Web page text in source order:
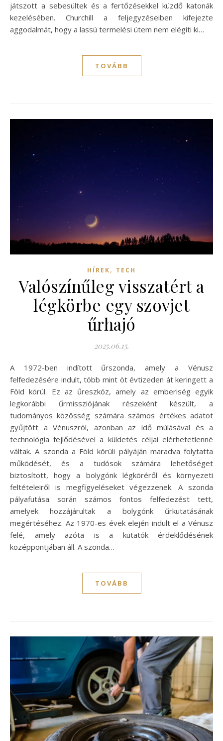
játszott a sebesültek és a fertőzésekkel küzdő katonák
kezelésében. Churchill a feljegyzéseiben kifejezte
aggodalmát, hogy a lassú termelési ütem nem elégíti ki…
TOVÁBB
HÍREK, TECH
Valószínűleg visszatért a
légkörbe egy szovjet
űrhajó
2025.06.15.
A 1972-ben indított űrszonda, amely a Vénusz
felfedezésére indult, több mint öt évtizeden át keringett a
Föld körül. Ez az űreszköz, amely az emberiség egyik
legkorábbi űrmissziójának részeként készült, a
tudományos közösség számára számos értékes adatot
gyűjtött a Vénuszról, azonban az idő múlásával és a
technológia fejlődésével a küldetés céljai elérhetetlenné
váltak. A szonda a Föld körüli pályáján maradva folytatta
működését, és a tudósok számára lehetőséget
biztosított, hogy a bolygónk légköréről és környezeti
feltételeiről is megfigyeléseket végezzenek. A szonda
pályafutása során számos fontos felfedezést tett,
amelyek hozzájárultak a bolygónk űrkutatásának
megértéséhez. Az 1970-es évek elején indult el a Vénusz
felé, amely azóta is a kutatók érdeklődésének
középpontjában áll. A szonda…
TOVÁBB